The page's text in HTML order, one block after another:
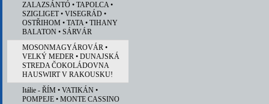
ZALAZSÁNTÓ • TAPOLCA •
SZIGLIGET • VISEGRÁD •
OSTŘIHOM • TATA • TIHANY
BALATON • SÁRVÁR
MOSONMAGYÁROVÁR •
VELKÝ MEDER • DUNAJSKÁ
STREDA ČOKOLÁDOVNA
HAUSWIRT V RAKOUSKU!
Itálie - ŘÍM • VATIKÁN •
POMPEJE • MONTE CASSINO